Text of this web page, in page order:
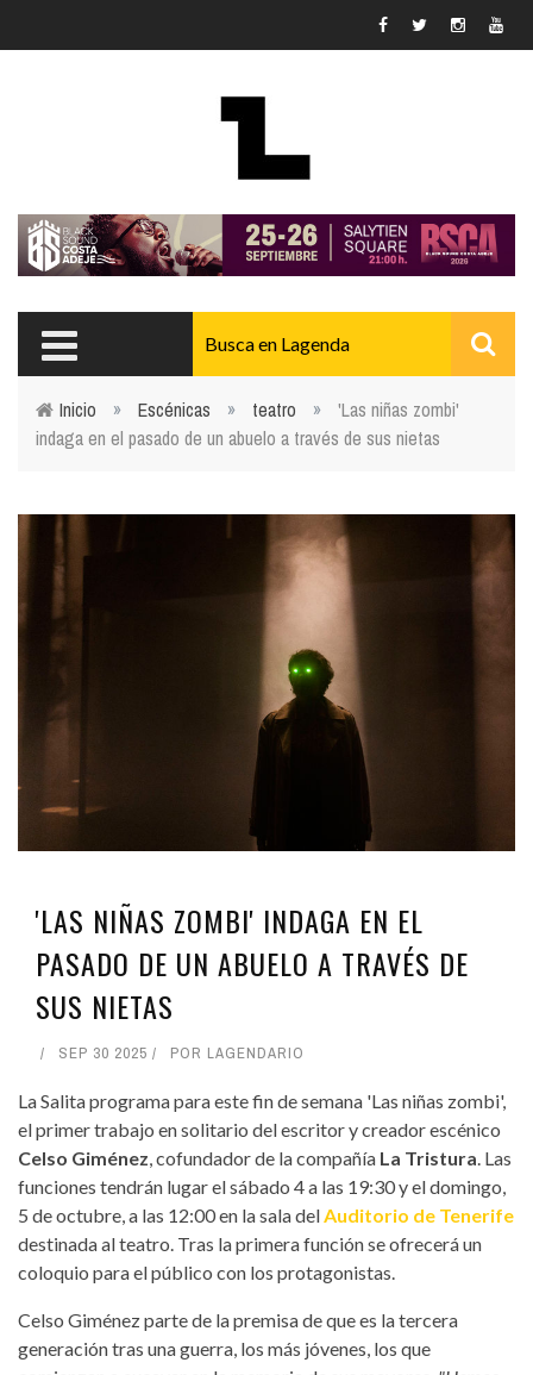
Usted está aquí
Inicio » Escénicas » teatro »
'Las niñas zombi'
indaga en el pasado de un abuelo a través de sus nietas
'LAS NIÑAS ZOMBI' INDAGA EN EL
PASADO DE UN ABUELO A TRAVÉS DE
SUS NIETAS
SEP 30 2025 POR LAGENDARIO
La Salita programa para este fin de semana 'Las niñas zombi',
el primer trabajo en solitario del escritor y creador escénico
Celso Giménez, cofundador de la compañía La Tristura. Las
funciones tendrán lugar el sábado 4 a las 19:30 y el domingo,
5 de octubre, a las 12:00 en la sala delAuditorio de Tenerife
destinada al teatro. Tras la primera función se ofrecerá un
coloquio para el público con los protagonistas.
Celso Giménez parte de la premisa de que es la tercera
generación tras una guerra, los más jóvenes, los que